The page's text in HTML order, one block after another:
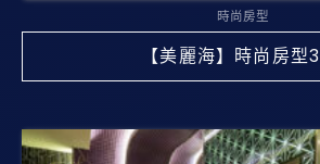
時尚房型
【美麗海】時尚房型